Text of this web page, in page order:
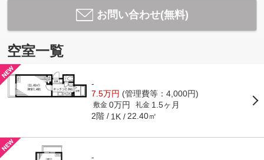
お問い合わせ(無料)
空室一覧
-
7.5万円 (管理費等：4,000円)
敷金 0万円 礼金 1.5ヶ月
2階 1K 22.40㎡
-